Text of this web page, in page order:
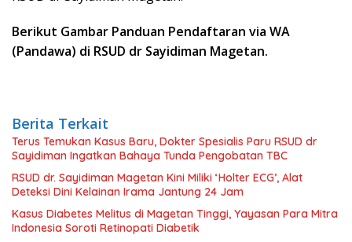
Berikut Gambar Panduan Pendaftaran via WA
(Pandawa) di RSUD dr Sayidiman Magetan.
Berita Terkait
Terus Temukan Kasus Baru, Dokter Spesialis Paru RSUD dr
Sayidiman Ingatkan Bahaya Tunda Pengobatan TBC
RSUD dr. Sayidiman Magetan Kini Miliki ‘Holter ECG’, Alat
Deteksi Dini Kelainan Irama Jantung 24 Jam
Kasus Diabetes Melitus di Magetan Tinggi, Yayasan Para Mitra
Indonesia Soroti Retinopati Diabetik